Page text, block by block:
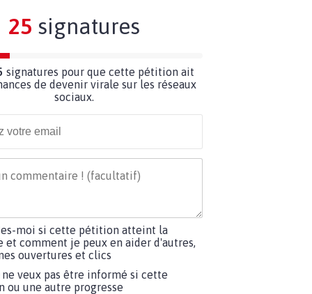
25 signatures
signatures pour que cette pétition ait
de devenir virale sur les réseaux
sociaux.
moi si cette pétition atteint la
et comment je peux en aider d'autres,
ouvertures et clics
ne veux pas être informé si cette
ou une autre progresse